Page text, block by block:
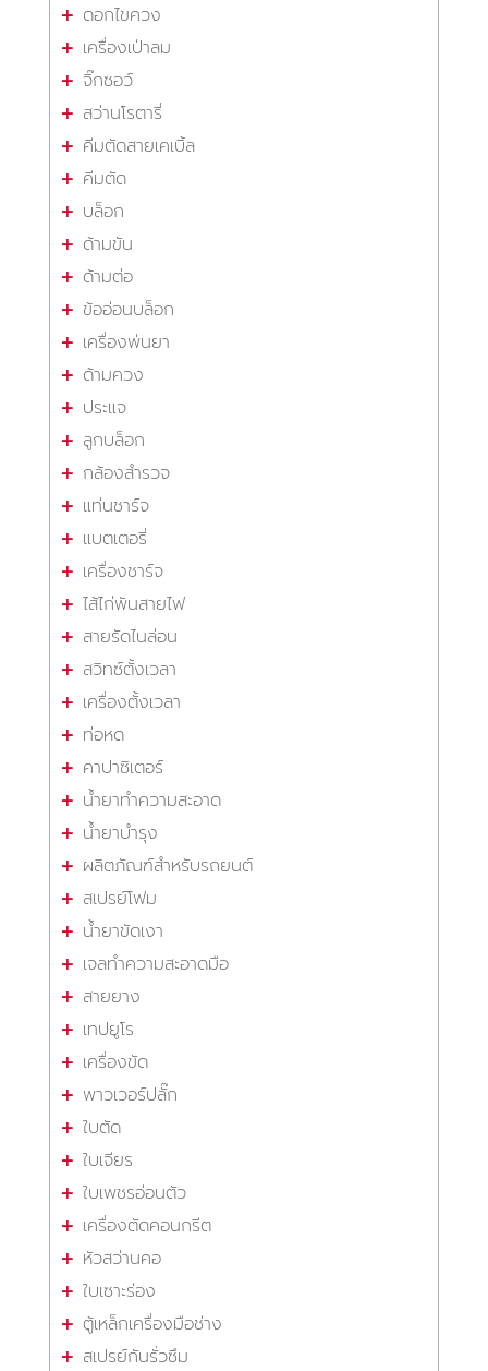
ดอกไขควง
เครื่องเป่าลม
จิ๊กซอว์
สว่านโรตารี่
คีมตัดสายเคเบิ้ล
คีมตัด
บล็อก
ด้ามขัน
ด้ามต่อ
ข้ออ่อนบล็อก
เครื่องพ่นยา
ด้ามควง
ประแจ
ลูกบล็อก
กล้องสำรวจ
แท่นชาร์จ
แบตเตอรี่
เครื่องชาร์จ
ไส้ไก่พันสายไฟ
สายรัดไนล่อน
สวิทซ์ตั้งเวลา
เครื่องตั้งเวลา
ท่อหด
คาปาซิเตอร์
น้ำยาทำความสะอาด
น้ำยาบำรุง
ผลิตภัณฑ์สำหรับรถยนต์
สเปรย์โฟม
น้ำยาขัดเงา
เจลทำความสะอาดมือ
สายยาง
เทปยูโร
เครื่องขัด
พาวเวอร์ปลั๊ก
ใบตัด
ใบเจียร
ใบเพชรอ่อนตัว
เครื่องตัดคอนกรีต
หัวสว่านคอ
ใบเซาะร่อง
ตู้เหล็กเครื่องมือช่าง
สเปรย์กันรั่วซึม